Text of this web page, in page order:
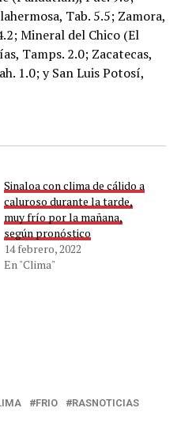
Tab. 5.5; Zamora,
Mineral del Chico (El
Tamps. 2.0; Zacatecas,
1.0; y San Luis Potosí,
Sinaloa con clima de cálido a
caluroso durante la tarde,
muy frío por la mañana,
según pronóstico
14 febrero, 2022
En "Clima"
FRIO
RASNOTICIAS